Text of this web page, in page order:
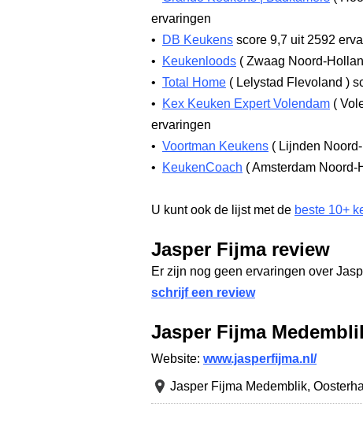
ervaringen
•
DB Keukens score 9,7 uit 2592
•
Keukenloods ( Zwaag Noord-
• Total Home ( Lelystad Flevoland )
•
Kex Keuken Expert Volendam (
ervaringen
• Voortman Keukens ( Lijnden
•
KeukenCoach (Amsterdam Noord-
U kunt ook de lijst met de beste 10+
Jasper Fijma review
Er zijn nog geen ervaringen over
schrijf een review
Jasper Fijma
Website: www.jasperfijma.nl/
Jasper Fijma Medemblik,